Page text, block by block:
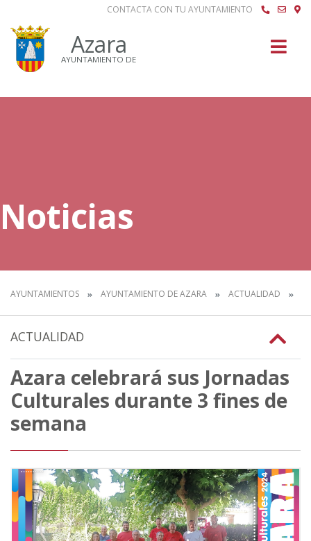
CONTACTA CON TU AYUNTAMIENTO
Azara
AYUNTAMIENTO DE
Noticias
AYUNTAMIENTOS AYUNTAMIENTO DE AZARA ACTUALIDAD
ACTUALIDAD
Azara celebrará sus Jornadas
Culturales durante 3 fines de
semana